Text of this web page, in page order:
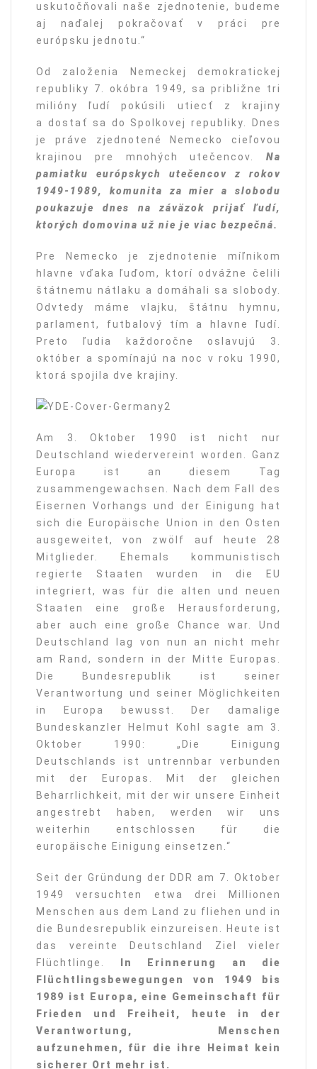
uskutočňovali naše zjednotenie, budeme
aj naďalej pokračovať v práci pre
európsku jednotu.“
Od založenia Nemeckej demokratickej
republiky 7. okóbra 1949, sa približne tri
milióny ľudí pokúsili utiecť z krajiny
a dostať sa do Spolkovej republiky. Dnes
je práve zjednotené Nemecko cieľovou
krajinou pre mnohých utečencov. Na
pamiatku európskych utečencov z rokov
1949-1989, komunita za mier a slobodu
poukazuje dnes na záväzok prijať ľudí,
ktorých domovina už nie je viac bezpečná.
Pre Nemecko je zjednotenie míľnikom
hlavne vďaka ľuďom, ktorí odvážne čelili
štátnemu nátlaku a domáhali sa slobody.
Odvtedy máme vlajku, štátnu hymnu,
parlament, futbalový tím a hlavne ľudí.
Preto ľudia každoročne oslavujú 3.
október a spomínajú na noc v roku 1990,
ktorá spojila dve krajiny.
Am 3. Oktober 1990 ist nicht nur
Deutschland wiedervereint worden. Ganz
Europa ist an diesem Tag
zusammengewachsen. Nach dem Fall des
Eisernen Vorhangs und der Einigung hat
sich die Europäische Union in den Osten
ausgeweitet, von zwölf auf heute 28
Mitglieder. Ehemals kommunistisch
regierte Staaten wurden in die EU
integriert, was für die alten und neuen
Staaten eine große Herausforderung,
aber auch eine große Chance war. Und
Deutschland lag von nun an nicht mehr
am Rand, sondern in der Mitte Europas.
Die Bundesrepublik ist seiner
Verantwortung und seiner Möglichkeiten
in Europa bewusst. Der damalige
Bundeskanzler Helmut Kohl sagte am 3.
Oktober 1990: „Die Einigung
Deutschlands ist untrennbar verbunden
mit der Europas. Mit der gleichen
Beharrlichkeit, mit der wir unsere Einheit
angestrebt haben, werden wir uns
weiterhin entschlossen für die
europäische Einigung einsetzen.“
Seit der Gründung der DDR am 7. Oktober
1949 versuchten etwa drei Millionen
Menschen aus dem Land zu fliehen und in
die Bundesrepublik einzureisen. Heute ist
das vereinte Deutschland Ziel vieler
Flüchtlinge.
In Erinnerung an die
Flüchtlingsbewegungen von 1949 bis
1989 ist Europa, eine Gemeinschaft für
Frieden und Freiheit, heute in der
Verantwortung, Menschen
aufzunehmen, für die ihre Heimat kein
sicherer Ort mehr ist.